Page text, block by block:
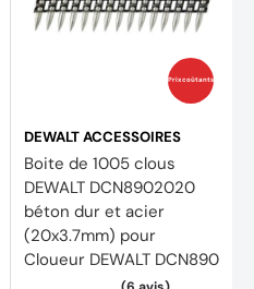
Prix coûtants
DEWALT ACCESSOIRES
Boite de 1005 clous
DEWALT DCN8902020
béton dur et acier
(20x3.7mm) pour
Cloueur DEWALT DCN890